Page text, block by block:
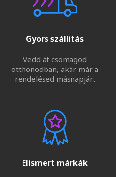
Gyors szállítás
Vedd át csomagod
otthonodban, akár már a
rendelésed másnapján.
Elismert márkák